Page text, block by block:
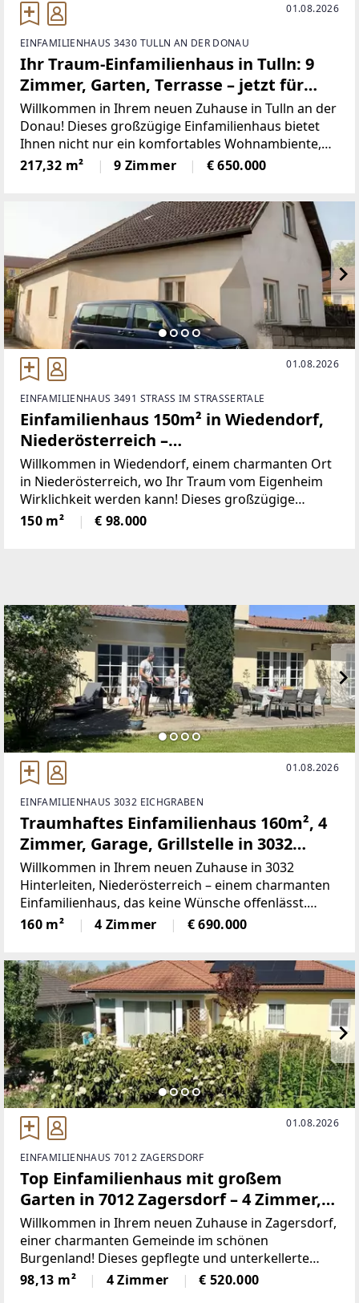
01.08.2026
EINFAMILIENHAUS 3430 TULLN AN DER DONAU
Ihr Traum-Einfamilienhaus in Tulln: 9
Zimmer, Garten, Terrasse – jetzt für
650.000 € - auch als Büro/Praxis
geeignet!
Willkommen in Ihrem neuen Zuhause in Tulln an der
Donau! Dieses großzügige Einfamilienhaus bietet
Ihnen nicht nur ein komfortables Wohnambiente,
sondern auch die ideale Kombination aus urbanem
Leben und naturnahen Rückzugsorten. Mit einem
217,32 m² 9 Zimmer € 650.000
01.08.2026
EINFAMILIENHAUS 3491 STRASS IM STRASSERTALE
Einfamilienhaus 150m² in Wiedendorf,
Niederösterreich –
sanierungsbedürftig, viel Potenzial!
Willkommen in Wiedendorf, einem charmanten Ort
in Niederösterreich, wo Ihr Traum vom Eigenheim
Wirklichkeit werden kann! Dieses großzügige
Einfamilienhaus mit einer Wohnfläche von rund 150
m² bietet Ihnen die perfekte Grundlage, um Ihr
150 m² € 98.000
01.08.2026
EINFAMILIENHAUS 3032 EICHGRABEN
Traumhaftes Einfamilienhaus 160m², 4
Zimmer, Garage, Grillstelle in 3032
Hinterleiten, € 690.000!
Willkommen in Ihrem neuen Zuhause in 3032
Hinterleiten, Niederösterreich – einem charmanten
Einfamilienhaus, das keine Wünsche offenlässt.
Dieses beeindruckende Haus bietet auf
großzügigen 160 m² Wohnfläche ausreichend Platz
160 m² 4 Zimmer € 690.000
01.08.2026
EINFAMILIENHAUS 7012 ZAGERSDORF
Top Einfamilienhaus mit großem
Garten in 7012 Zagersdorf – 4 Zimmer,
Wintergarten, sehr gepflegt!
Willkommen in Ihrem neuen Zuhause in Zagersdorf,
einer charmanten Gemeinde im schönen
Burgenland! Dieses gepflegte und unterkellerte
Einfamilienhaus bietet Ihnen auf 98,13 m²
Wohnfläche alles, was Sie für ein komfortables und
98,13 m² 4 Zimmer € 520.000